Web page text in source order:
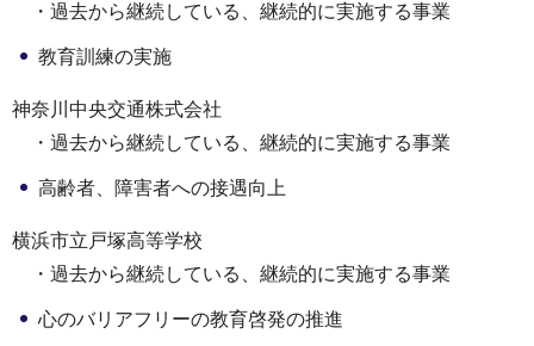
・過去から継続している、継続的に実施する事業
教育訓練の実施
神奈川中央交通株式会社
・過去から継続している、継続的に実施する事業
高齢者、障害者への接遇向上
横浜市立戸塚高等学校
・過去から継続している、継続的に実施する事業
心のバリアフリーの教育啓発の推進